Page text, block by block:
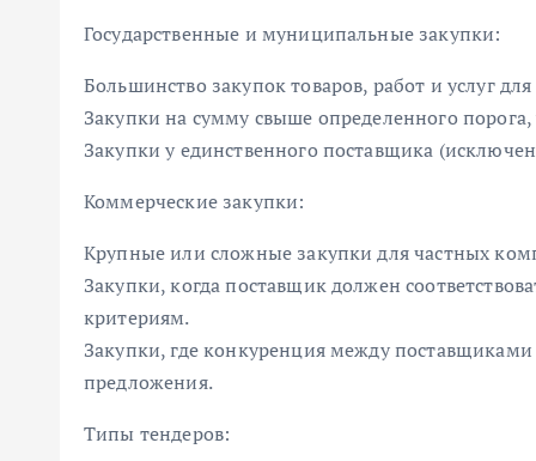
Государственные и муниципальные закупки:
Большинство закупок товаров, работ и услуг
Закупки на сумму свыше определенного
Закупки у единственного поставщика
Коммерческие закупки:
Крупные или сложные закупки для частных
Закупки, когда поставщик должен
критериям.
Закупки, где конкуренция между
предложения.
Типы тендеров: